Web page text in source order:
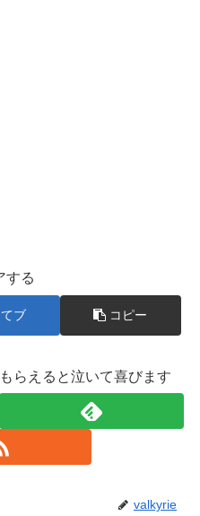
する
ブ コピー
らえると泣いて喜びます
valkyrie